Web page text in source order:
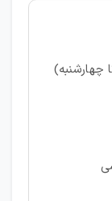
چهارشنبه)